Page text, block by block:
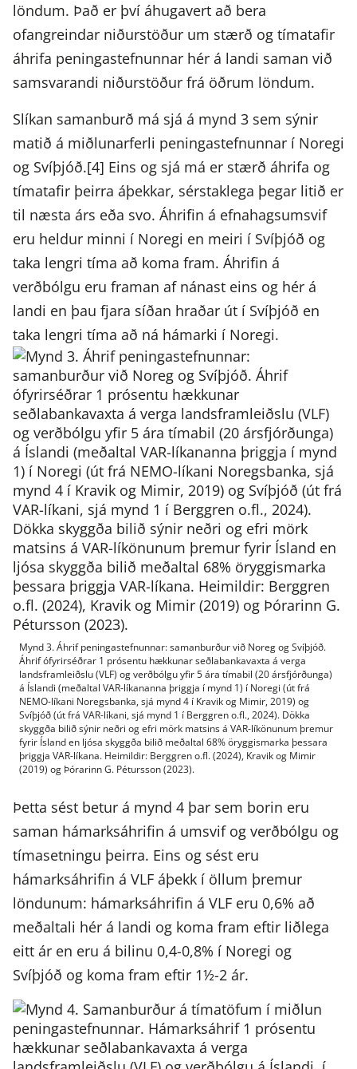
löndum. Það er því áhugavert að bera
ofangreindar niðurstöður um stærð og tímatafir
áhrifa peningastefnunnar hér á landi saman við
samsvarandi niðurstöður frá öðrum löndum.
Slíkan samanburð má sjá á mynd 3 sem sýnir
matið á miðlunarferli peningastefnunnar í Noregi
og Svíþjóð.[4] Eins og sjá má er stærð áhrifa og
tímatafir þeirra áþekkar, sérstaklega þegar litið er
til næsta árs eða svo. Áhrifin á efnahagsumsvif
eru heldur minni í Noregi en meiri í Svíþjóð og
taka lengri tíma að koma fram. Áhrifin á
verðbólgu eru framan af nánast eins og hér á
landi en þau fjara síðan hraðar út í Svíþjóð en
taka lengri tíma að ná hámarki í Noregi.
Mynd 3. Áhrif peningastefnunnar: samanburður við Noreg og Svíþjóð.
Áhrif ófyrirséðrar 1 prósentu hækkunar seðlabankavaxta á verga
landsframleiðslu (VLF) og verðbólgu yfir 5 ára tímabil (20 ársfjórðunga)
á Íslandi (meðaltal VAR-líkananna þriggja í mynd 1) í Noregi (út frá
NEMO-líkani Noregsbanka, sjá mynd 4 í Kravik og Mimir, 2019) og
Svíþjóð (út frá VAR-líkani, sjá mynd 1 í Berggren o.fl., 2024). Dökka
skyggða bilið sýnir neðri og efri mörk matsins á VAR-líkönunum þremur
fyrir Ísland en ljósa skyggða bilið meðaltal 68% öryggismarka þessara
þriggja VAR-líkana. Heimildir: Berggren o.fl. (2024), Kravik og Mimir
(2019) og Þórarinn G. Pétursson (2023).
Þetta sést betur á mynd 4 þar sem borin eru
saman hámarksáhrifin á umsvif og verðbólgu og
tímasetningu þeirra. Eins og sést eru
hámarksáhrifin á VLF áþekk í öllum þremur
löndunum: hámarksáhrifin á VLF eru 0,6% að
meðaltali hér á landi og koma fram eftir liðlega
eitt ár en eru á bilinu 0,4-0,8% í Noregi og
Svíþjóð og koma fram eftir 1½-2 ár.